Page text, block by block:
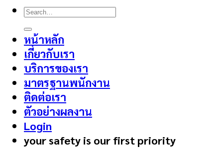
Search
หน้าหลัก
เกี่ยวกับเรา
บริการของเรา
มาตรฐานพนักงาน
ติดต่อเรา
ตัวอย่างผลงาน
Login
your safety is our first priority